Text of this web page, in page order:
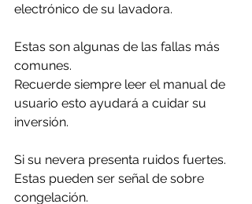
electrónico de su lavadora.
Estas son algunas de las fallas más
comunes.
Recuerde siempre leer el manual de
usuario esto ayudará a cuidar su
inversión.
Si su nevera presenta ruidos fuertes.
Estas pueden ser señal de sobre
congelación.